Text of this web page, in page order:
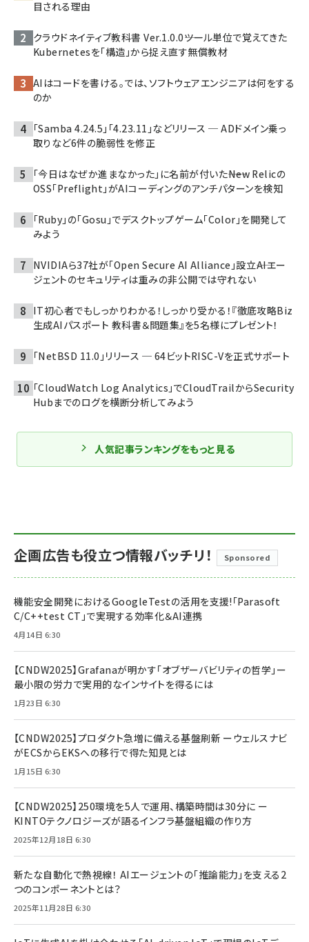
目される理由
クラウドネイティブ教科書 Ver.1.0.0――ツール単位で覚えてきた
Kubernetesを「構造」から捉え直す無償教材
AIはコードを書ける。では、ソフトウェアエンジニアは何をする
のか
「Samba 4.24.5」「4.23.11」などリリース ─ ADドメイン乗っ
取りなど6件の脆弱性を修正
「今日はなぜか進まなかった」に名前が付いた――New Relicの
OSS「Preflight」がAIコーディングのアンチパターンを検知
「Ruby」の「Gosu」でデスクトップゲーム「Color」を開発して
みよう
NVIDIAら37社が「Open Secure AI Alliance」設立――AIエー
ジェントのセキュリティは重みの非公開では守れない
IT初心者でもしっかりわかる！しっかり受かる！『徹底攻略Biz
生成AIパスポート 教科書＆問題集』を5名様にプレゼント！
「NetBSD 11.0」リリース ─ 64ビットRISC-Vを正式サポート
「CloudWatch Log Analytics」でCloudTrailからSecurity
Hubまでのログを横断分析してみよう
人気記事ランキングをもっと見る
企画広告も役立つ情報バッチリ！ Sponsored
機能安全開発におけるGoogleTestの活用を支援!「Parasoft
C/C++test CT」で実現する効率化＆AI連携
4月14日 6:30
【CNDW2025】Grafanaが明かす「オブザーバビリティの哲学」ー
最小限の労力で実用的なインサイトを得るには
1月23日 6:30
【CNDW2025】プロダクト急増に備える基盤刷新 ーウェルスナビ
がECSからEKSへの移行で得た知見とは
1月15日 6:30
【CNDW2025】250環境を5人で運用、構築時間は30分に ー
KINTOテクノロジーズが語るインフラ基盤組織の作り方
2025年12月18日 6:30
新たな自動化で熱視線！ AIエージェントの「推論能力」を支える2
つのコンポーネントとは？
2025年11月28日 6:30